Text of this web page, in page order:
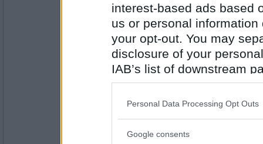
interest-based ads based
us or personal
your opt-out. You may
disclosure of your
IAB’s list of downstream
also be disclosed by us
Downstream Participants
Please note that this
Personal Data Processing Opt Outs
Google consents
20485
At de har en profil for (kanskje) å
men at de har funnet ut at det
tråder her ;-)
Hvorfor driver du Barmen å leter